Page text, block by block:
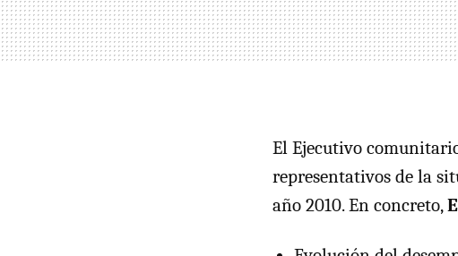
El Ejecutivo
representativos de la
año 2010. En concreto,